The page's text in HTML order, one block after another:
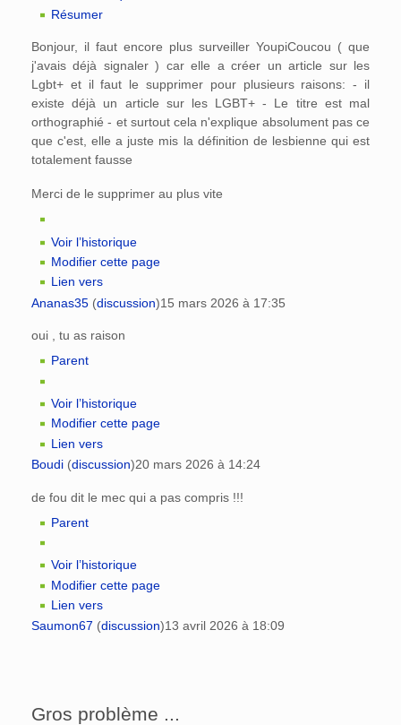
Résumer
Bonjour, il faut encore plus surveiller YoupiCoucou ( que
j'avais déjà signaler ) car elle a créer un article sur les
Lgbt+ et il faut le supprimer pour plusieurs raisons: - il
existe déjà un article sur les LGBT+ - Le titre est mal
orthographié - et surtout cela n'explique absolument pas ce
que c'est, elle a juste mis la définition de lesbienne qui est
totalement fausse
Merci de le supprimer au plus vite
Voir l’historique
Modifier cette page
Lien vers
Ananas35 (discussion)15 mars 2026 à 17:35
oui , tu as raison
Parent
Voir l’historique
Modifier cette page
Lien vers
Boudi (discussion)20 mars 2026 à 14:24
de fou dit le mec qui a pas compris !!!
Parent
Voir l’historique
Modifier cette page
Lien vers
Saumon67 (discussion)13 avril 2026 à 18:09
Gros problème ...